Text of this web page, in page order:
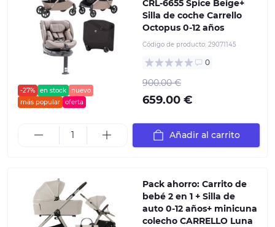
-27% en stock
nuevo
más popular
oferta
CRL-6655 Spice Beige+
Silla de coche Carrello
Octopus 0-12 años
Código de producto: 29071145
0
900.00 €
659.00 €
Añadir al carrito
Pack ahorro: Carrito de
bebé 2 en 1 + Silla de
auto 0-12 años+ minicuna
colecho CARRELLO Luna